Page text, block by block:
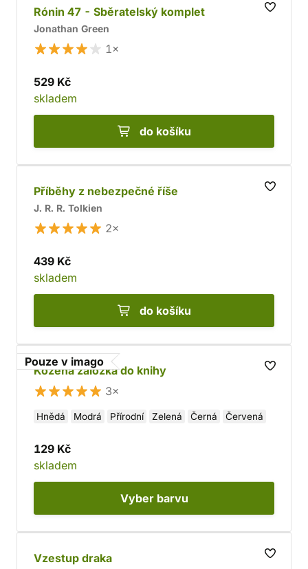
Rónin 47 - Sběratelský komplet
Jonathan Green
1×
529 Kč
skladem
do košíku
Příběhy z nebezpečné říše
J. R. R. Tolkien
2×
439 Kč
skladem
do košíku
Pouze v imago
Kožená záložka do knihy
3×
Hnědá Modrá Přírodní Zelená Černá Červená
129 Kč
skladem
Vyber barvu
Vzestup draka